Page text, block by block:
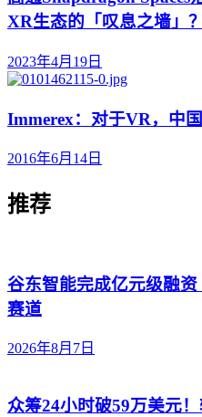
XR生态的「叹息之墙」？
2023年4月19日
Immerex：对于VR，中
2016年6月14日
推荐
谷东智能完成亿元级融
赛道
2026年8月7日
众筹24小时破59万美元